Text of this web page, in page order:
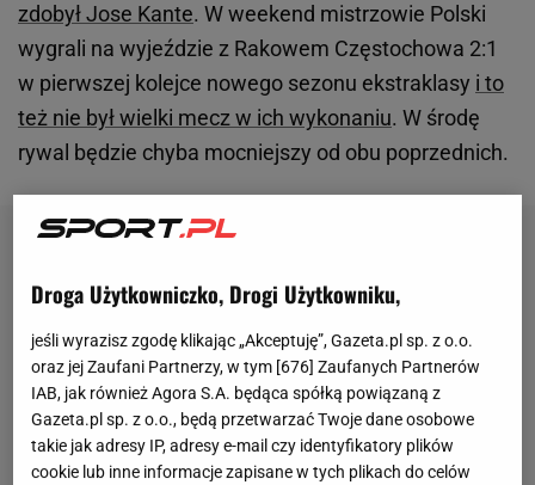
zdobył Jose Kante. W weekend mistrzowie Polski
wygrali na wyjeździe z Rakowem Częstochowa 2:1
w pierwszej kolejce nowego sezonu ekstraklasy i to
też nie był wielki mecz w ich wykonaniu. W środę
rywal będzie chyba mocniejszy od obu poprzednich.
Droga Użytkowniczko, Drogi Użytkowniku,
jeśli wyrazisz zgodę klikając „Akceptuję”, Gazeta.pl sp. z o.o.
oraz jej Zaufani Partnerzy, w tym [676] Zaufanych Partnerów
IAB, jak również Agora S.A. będąca spółką powiązaną z
Gazeta.pl sp. z o.o., będą przetwarzać Twoje dane osobowe
takie jak adresy IP, adresy e-mail czy identyfikatory plików
cookie lub inne informacje zapisane w tych plikach do celów